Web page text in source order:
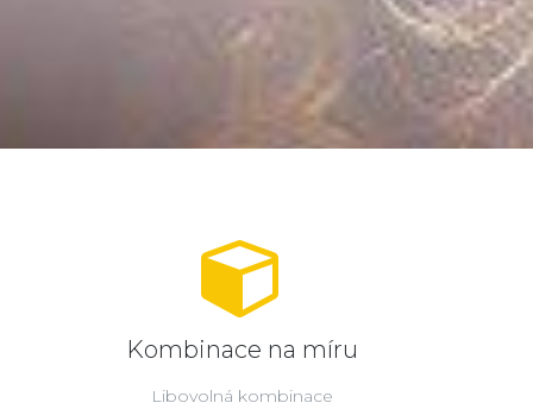
Kombinace na míru
Libovolná kombinace